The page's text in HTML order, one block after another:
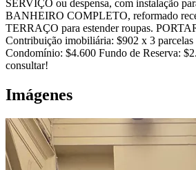
SERVIÇO ou despensa, com instalação
BANHEIRO COMPLETO, reformado
TERRAÇO para estender roupas.
Contribuição imobiliária: $902 x 3
Condomínio: $4.600 Fundo de Reserva:
consultar!
Imágenes